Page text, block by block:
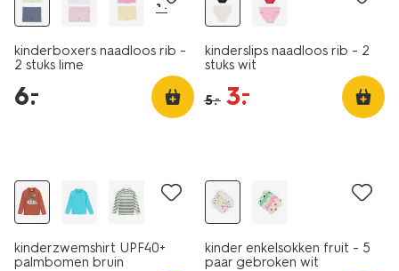
+1
kinderboxers naadloos rib -
2 stuks lime
6.
–
kinderslips naadloos rib - 2
stuks wit
5.– 3.
–
kinderzwemshirt UPF40+
palmbomen bruin
kinder enkelsokken fruit - 5
paar gebroken wit